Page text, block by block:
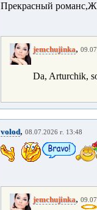
Прекрасный
jemchujinka,
Da, Arturchik,
volod, 08.07.2026 г. 13:48
jemchujinka,